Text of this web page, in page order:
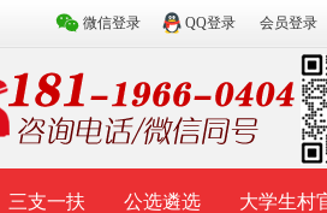
微信登录 QQ登录 会员登录
三支一扶 公选遴选 大学生村